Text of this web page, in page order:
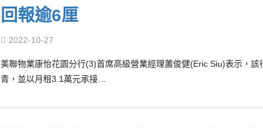
回報逾6厘
2022-10-27
美聯物業康怡花園分行(3)首席高級營業經理蕭俊健(Eric Siu)表示，
青，並以月租3.1萬元承接…